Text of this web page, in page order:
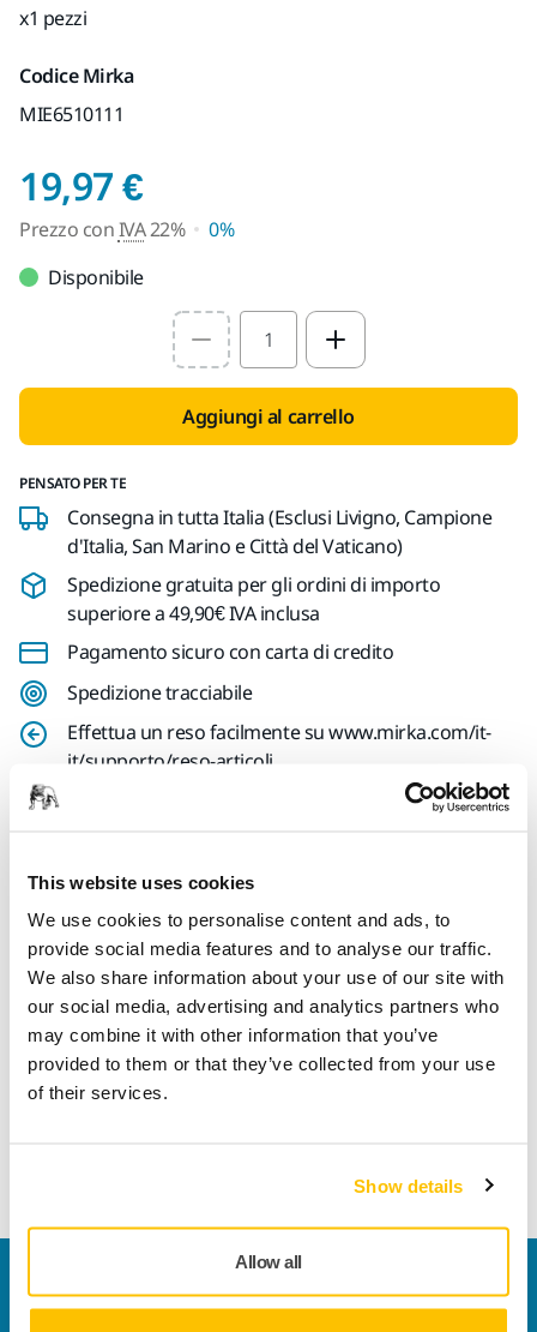
This website uses cookies
We use cookies to personalise content and ads, to
provide social media features and to analyse our traffic.
We also share information about your use of our site with
our social media, advertising and analytics partners who
may combine it with other information that you’ve
provided to them or that they’ve collected from your use
of their services.
Show details
Allow all
x1 pezzi
Codice Mirka
MIE6510111
19,97 €Prezzo con IVA 22%
Prezzo conIVA22%
0%
Disponibile
Select quantity value
Aggiungi al carrello
PENSATO PER TE
Consegna in tutta Italia (Esclusi Livigno, Campione
d'Italia, San Marino e Città del Vaticano)
Spedizione gratuita per gli ordini di importo
superiore a 49,90€ IVA inclusa
Pagamento sicuro con carta di credito
Spedizione tracciabile
Effettua un reso facilmente su www.mirka.com/it-
it/supporto/reso-articoli
Dettagli tecnici
Lunghezza 89 mm
Adatto per DEROS
Larghezza 37 mm
Vuoi saperne di più?Contattacie il nostro team di